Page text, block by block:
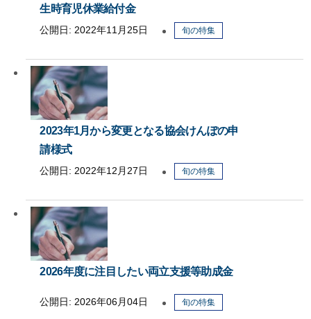
生時育児休業給付金
公開日: 2022年11月25日 旬の特集
2023年1月から変更となる協会けんぽの申
請様式
公開日: 2022年12月27日 旬の特集
2026年度に注目したい両立支援等助成金
公開日: 2026年06月04日 旬の特集